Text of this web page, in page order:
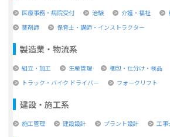
医療事務・病院受付 治験 介護・福祉
薬剤師
保育士・講師・インストラクター
製造業・物流系
組立・加工 生産管理
梱包・仕分け・検品
トラック・バイク ドライバー
フォークリフト
建設・施工系
施工管理 建設設計 プラント設計 工事